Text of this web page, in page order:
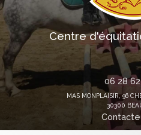
Centre
06 28
MAS MONPLAISIR,96
30300